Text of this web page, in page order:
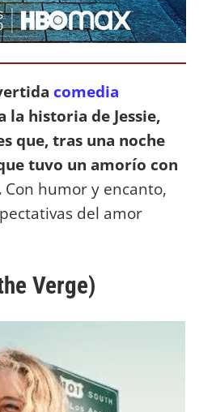
comedia
la historia de Jessie,
que, tras una noche
tuvo un amorío con
Con humor y encanto,
del amor
Verge)